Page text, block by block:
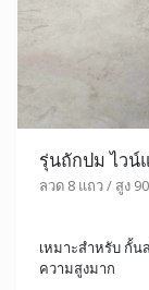
รุ่นถักปม ไวน์
ลวด 8 แถว / สูง
เหมาะสำหรับ กั้น
ความสูงมาก